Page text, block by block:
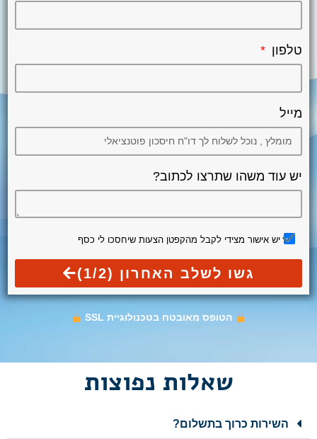
טלפון
מייל
יש עוד משהו שתרצו לכתוב?
יש אישור מצידי לקבל מהקפטן הצעות שיחסכו לי כסף
גשו לשלב האחרון (1/2)
הטופס מאובטח בטכנולוגיית SSL
שאלות נפוצות
השירות כרוך בתשלום?